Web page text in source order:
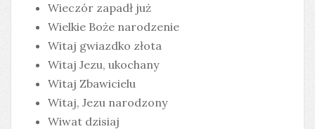
Wieczór zapadł już
Wielkie Boże narodzenie
Witaj gwiazdko złota
Witaj Jezu, ukochany
Witaj Zbawicielu
Witaj, Jezu narodzony
Wiwat dzisiaj